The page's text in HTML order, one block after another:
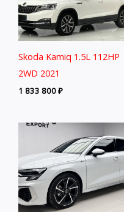
Skoda Kamiq 1.5L 112HP
2WD 2021
1 833 800₽